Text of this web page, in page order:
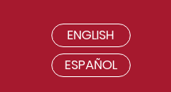
ENGLISH
ESPAÑOL